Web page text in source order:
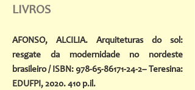
LIVROS
AFONSO, ALCILIA. Arquiteturas do sol:
resgate da modernidade no nordeste
brasileiro / ISBN: 978-65-86171-24-2– Teresina:
EDUFPI, 2020. 410 p.il.